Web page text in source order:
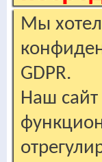
Мы
GDPR.
Наш сайт